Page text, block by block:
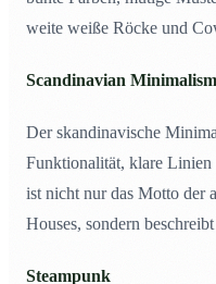
weite weiße Röcke und
Scandinavian Minimalism
Der skandinavische
Funktionalität, klare
ist nicht nur das Motto der
Houses, sondern
Steampunk